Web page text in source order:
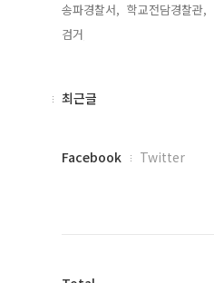
송파경찰서, 학교전담경찰관,
검거,
최
최근글
페
Facebook Twitter